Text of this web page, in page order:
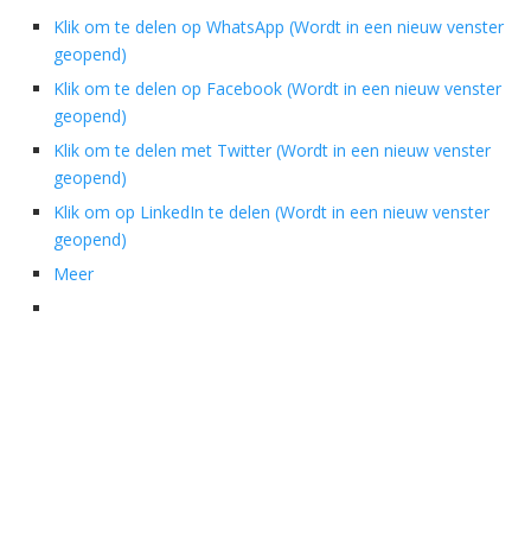
Klik om te delen op WhatsApp (Wordt in een nieuw venster
geopend)
Klik om te delen op Facebook (Wordt in een nieuw venster
geopend)
Klik om te delen met Twitter (Wordt in een nieuw venster
geopend)
Klik om op LinkedIn te delen (Wordt in een nieuw venster
geopend)
Meer